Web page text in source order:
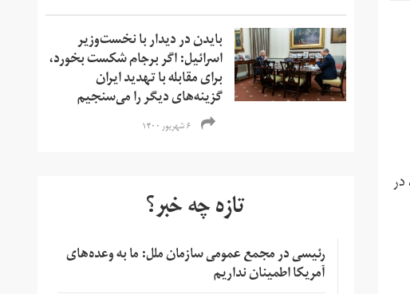
بایدن در دیدار با نخست‌وزیر
اسرائیل: اگر برجام شکست بخورد،
برای مقابله با تهدید ایران
گزینه‌های دیگر را می‌سنجیم
۶ شهریور ۱۴۰۰
تازه چه خبر؟
رئیسی در مجمع عمومی سازمان ملل: ما به وعده‌های
آمریکا اطمینان نداریم